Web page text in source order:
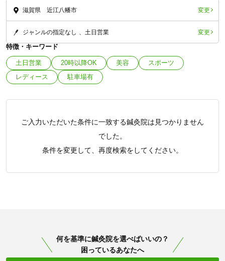
滋賀県 近江八幡市 変更
ジャンルの指定なし 土日営業 変更
特徴・キーワード
土日営業 20時以降OK 美容
スポーツ
レディース
駐車場有
ご入力いただいた条件に一致する鍼灸院は見つかりません
でした。
条件を変更して、再度検索をしてください。
「健康にはりを見た」
何を基準に鍼灸院を選べばいいの？
困っているあなたへ